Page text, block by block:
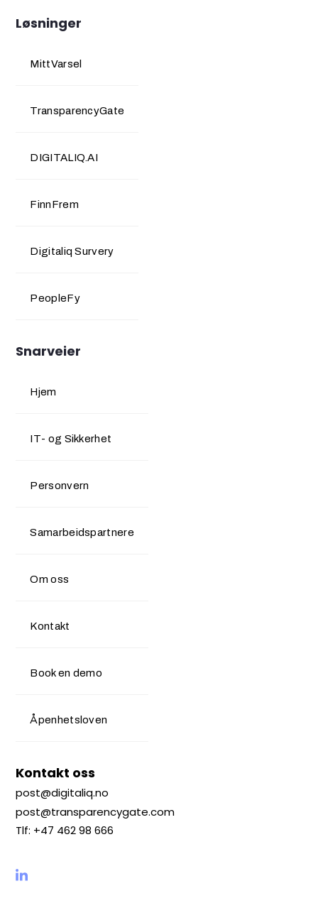
Løsninger
MittVarsel
TransparencyGate
DIGITALIQ.AI
FinnFrem
Digitaliq Survery
PeopleFy
Snarveier
Hjem
IT- og Sikkerhet
Personvern
Samarbeidspartnere
Om oss
Kontakt
Book en demo
Åpenhetsloven
Kontakt oss
post@digitaliq.no
post@transparencygate.com
Tlf: +47 462 98 666